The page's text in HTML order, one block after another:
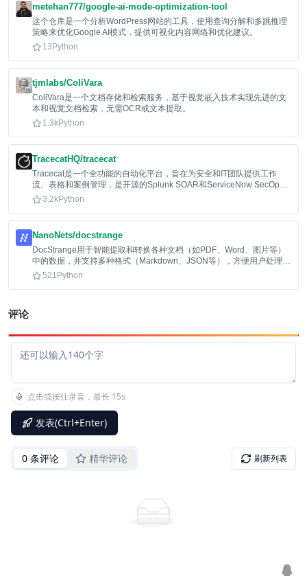
metehan777/google-ai-mode-optimization-tool
这个仓库是一个分析WordPress网站的工具，使用查询分解和多跳推理
策略来优化Google AI模式，提供可视化内容网络和优化建议。
13 Python
tjmlabs/ColiVara
ColiVara是一个文档存储和检索服务，基于视觉嵌入技术实现先进的文
本和视觉文档检索，无需OCR或文本提取。
1.3kPython
TracecatHQ/tracecat
Tracecat是一个全功能的自动化平台，旨在为安全和IT团队提供工作
流、表格和案例管理，是开源的Splunk SOAR和ServiceNow SecOps
替代方案。
3.2kPython
NanoNets/docstrange
DocStrange用于智能提取和转换各种文档（如PDF、Word、图片等）
中的数据，并支持多种格式（Markdown、JSON等），方便用户处理和
利用文档信息。
521 Python
评论